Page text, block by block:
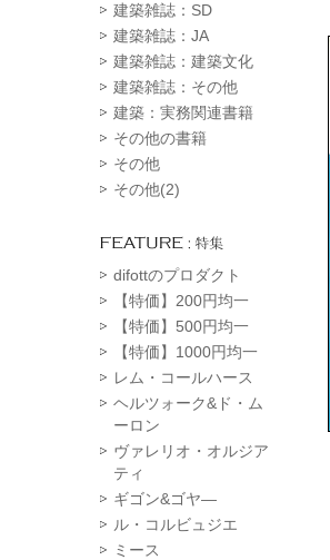
建築雑誌：SD
建築雑誌：JA
建築雑誌：建築文化
建築雑誌：その他
建築：実務関連書籍
その他の書籍
その他
その他(2)
difottのプロダクト
【特価】200円均一
【特価】500円均一
【特価】1000円均一
レム・コールハース
ヘルツォーク&ド・ム
ーロン
ヴァレリオ・オルジア
ティ
ギゴン&ゴヤ―
ル・コルビュジエ
ミース